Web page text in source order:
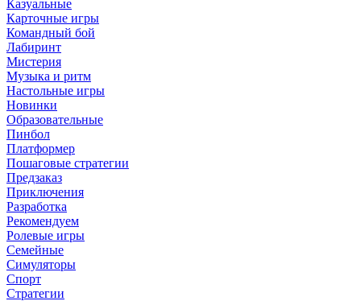
Казуальные
Карточные игры
Командный бой
Лабиринт
Мистерия
Музыка и ритм
Настольные игры
Новинки
Образовательные
Пинбол
Платформер
Пошаговые стратегии
Предзаказ
Приключения
Разработка
Рекомендуем
Ролевые игры
Семейные
Симуляторы
Спорт
Стратегии